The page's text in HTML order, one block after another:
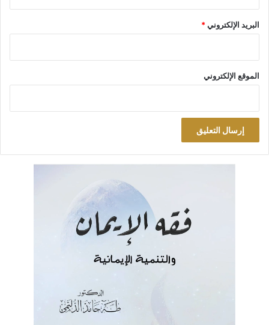
أقصد – العلماء والشيوخ والدعاة، ومن يطلق عليهم وصف
(الإسلاميين)؛ فهم من أحوج الناس إلى الرجوع إلى كتاب الله
(المصلحة الشرعية). لكننا لا نرى إلا شرع المصلحة، ودين
السياسة، وإسلام الحزب. بدلاً من مصلحة الشرع، وسياسة
(14/6/2006)، ومنشور على الموقع من يوم ظهوره على شبكة
المعلومات في 1/1/2007.
تلك المواضع والمصادر بالتفصيل، وإن بألفاظ وتعبيرات أخرى.
أصحاب (المنهج الترضوي)، الذين لا يعرفون سوى أساليب
التغيير الفردي، البعيد عن طريق ذات الشوكة.
أما المداورة – كما يقول الراشد – وكتمان الحق وعدم التصريح
به والسكوت عن التنديد بالباطل، بل مجاملته والتعايش معه،
وربما تملقه والتزلف إليه، فإن رؤيته الواضحة هي السبب
من شعار “بدل أن تلعن الظلام أشعل شمعة” منهجاً لا محيد عنه
في مسار التغيير الموهوم. وهو شعار مستورد من الصين أرض
البريد الإلكتروني*
الموقع الإلكتروني